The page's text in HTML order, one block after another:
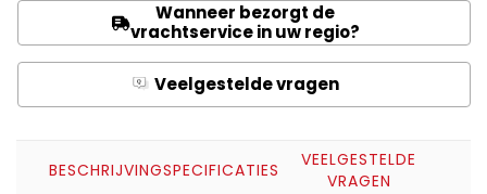
Wanneer bezorgt de
vrachtservice in uw regio?
Q Veelgestelde vragen
BESCHRIJVINGSPECIFICATIES
VEELGESTELDE
VRAGEN